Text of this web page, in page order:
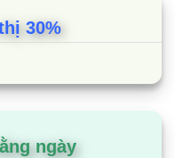
30%
ngày